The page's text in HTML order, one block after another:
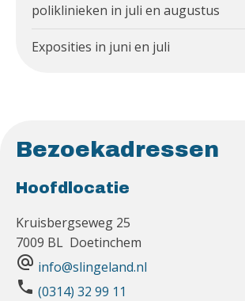
poliklinieken in juli en augustus
Exposities in juni en juli
Bezoekadressen
Hoofdlocatie
Kruisbergseweg 25
7009 BL Doetinchem
alternate_email info@slingeland.nl
phone (0314) 32 99 11